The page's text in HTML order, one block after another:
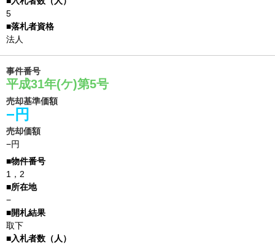
5
法人
事件番号
平成31年(ケ)第5号
売却基準価額
−円
売却価額
−円
1，2
−
取下